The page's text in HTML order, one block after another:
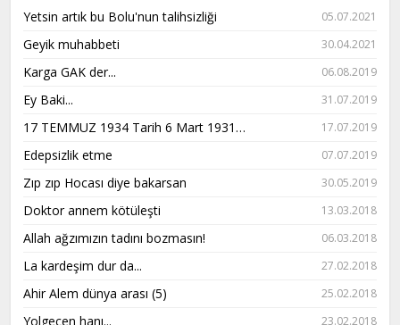
Yetsin artık bu Bolu'nun talihsizliği 05.07.2021
Geyik muhabbeti 30.04.2021
Karga GAK der... 06.08.2019
Ey Baki... 31.07.2019
17 TEMMUZ 1934 Tarih 6 Mart 1931… 17.07.2019
Edepsizlik etme 07.07.2019
Zıp zıp Hocası diye bakarsan 30.05.2019
Doktor annem kötüleşti 13.03.2018
Allah ağzımızın tadını bozmasın! 06.03.2018
La kardeşim dur da... 27.02.2018
Ahir Alem dünya arası (5) 25.02.2018
Yolgeçen hanı... 23.02.2018